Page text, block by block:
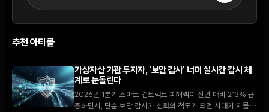
추천 아티클
가상자산 기관 투자자, '보안 감사' 너머 실시간 감시 체
계로 눈돌린다
2026년 1분기 스마트 컨트랙트 피해액이 전년 대비 213% 급
증하면서, 단순 보안 감사가 신뢰의 척도가 되던 시대가 저물고